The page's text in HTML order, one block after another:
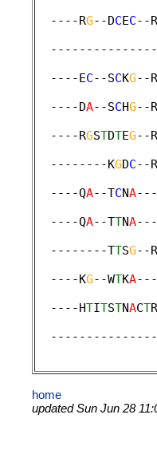
  ----R
G--DCEC--R
  ----E
C--SCKG--R
  ----D
A--SCHG--R
  ----R
GSTDTEG--R
  --------K
GDC--R
  ----Q
A--TCNA
  ----Q
A--TTNA
  --------T
TSG--R
  ----K
G--WTKA
  ----H
TITSTNACTR
home
updated Sun Jun 28